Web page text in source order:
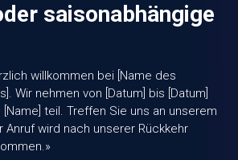
saisonabhängige
willkommen bei [Name des
Wir nehmen von [Datum] bis [Datum]
teil. Treffen Sie uns an unserem
Anruf wird nach unserer Rückkehr